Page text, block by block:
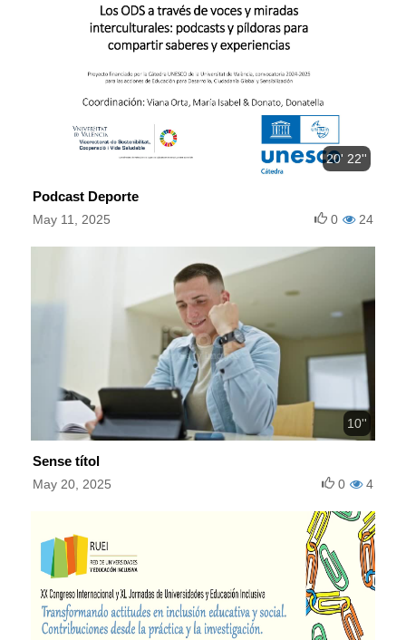
20' 22''
Podcast Deporte
May 11, 2025 24
0
10''
Sense títol
May 20, 2025 4
0